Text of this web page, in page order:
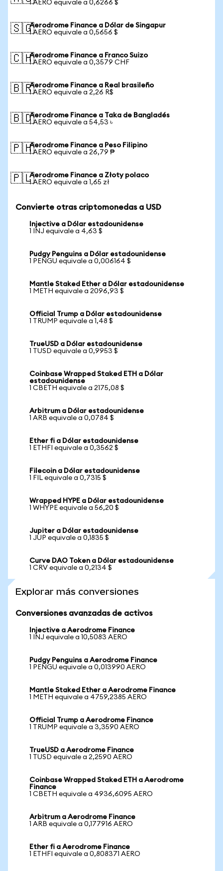
1 AERO equivale a 0,6266 $
🇸🇬Aerodrome Finance a Dólar de Singapur
1 AERO equivale a 0,5656 $
🇨🇭Aerodrome Finance a Franco Suizo
1 AERO equivale a 0,3579 CHF
🇧🇷Aerodrome Finance a Real brasileño
1 AERO equivale a 2,26 R$
🇧🇩Aerodrome Finance a Taka de Bangladés
1 AERO equivale a 54,53 ৳
🇵🇭Aerodrome Finance a Peso Filipino
1 AERO equivale a 26,79 ₱
🇵🇱Aerodrome Finance a Złoty polaco
1 AERO equivale a 1,65 zł
Convierte otras criptomonedas a USD
Injective a Dólar estadounidense
1 INJ equivale a 4,63 $
Pudgy Penguins a Dólar estadounidense
1 PENGU equivale a 0,006164 $
Mantle Staked Ether a Dólar estadounidense
1 METH equivale a 2096,93 $
Official Trump a Dólar estadounidense
1 TRUMP equivale a 1,48 $
TrueUSD a Dólar estadounidense
1 TUSD equivale a 0,9953 $
Coinbase Wrapped Staked ETH a Dólar
estadounidense
1 CBETH equivale a 2175,08 $
Arbitrum a Dólar estadounidense
1 ARB equivale a 0,0784 $
Ether fi a Dólar estadounidense
1 ETHFI equivale a 0,3562 $
Filecoin a Dólar estadounidense
1 FIL equivale a 0,7315 $
Wrapped HYPE a Dólar estadounidense
1 WHYPE equivale a 56,20 $
Jupiter a Dólar estadounidense
1 JUP equivale a 0,1835 $
Curve DAO Token a Dólar estadounidense
1 CRV equivale a 0,2134 $
Explorar más conversiones
Conversiones avanzadas de activos
Injective a Aerodrome Finance
1 INJ equivale a 10,5083 AERO
Pudgy Penguins a Aerodrome Finance
1 PENGU equivale a 0,013990 AERO
Mantle Staked Ether a Aerodrome Finance
1 METH equivale a 4759,2385 AERO
Official Trump a Aerodrome Finance
1 TRUMP equivale a 3,3590 AERO
TrueUSD a Aerodrome Finance
1 TUSD equivale a 2,2590 AERO
Coinbase Wrapped Staked ETH a Aerodrome
Finance
1 CBETH equivale a 4936,6095 AERO
Arbitrum a Aerodrome Finance
1 ARB equivale a 0,177916 AERO
Ether fi a Aerodrome Finance
1 ETHFI equivale a 0,808371 AERO